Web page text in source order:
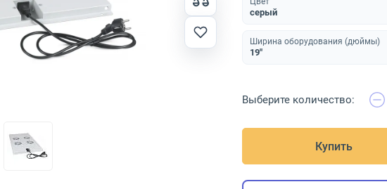
серый
Ширина оборудования (дюймы)
19"
Выберите количество:
Купить